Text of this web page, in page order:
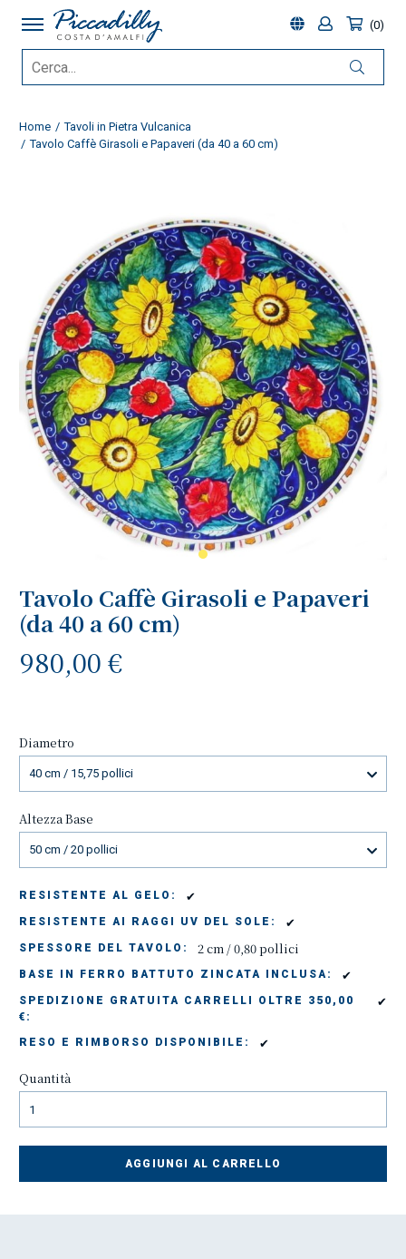
0
Home
Tavoli in Pietra Vulcanica
Tavolo Caffè Girasoli e Papaveri (da 40 a 60 cm)
Tavolo Caffè Girasoli e Papaveri
(da 40 a 60 cm)
980,00 €
Diametro
40 cm / 15,75 pollici
Altezza Base
50 cm / 20 pollici
RESISTENTE AL GELO: ✔
RESISTENTE AI RAGGI UV DEL SOLE: ✔
SPESSORE DEL TAVOLO: 2 cm / 0,80 pollici
BASE IN FERRO BATTUTO ZINCATA INCLUSA: ✔
SPEDIZIONE GRATUITA CARRELLI OLTRE 350,00
€:
✔
RESO E RIMBORSO DISPONIBILE: ✔
Quantità
AGGIUNGI AL CARRELLO